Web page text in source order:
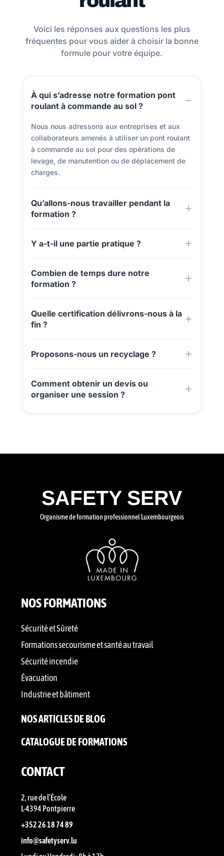
Voici les réponses aux questions les plus
fréquentes pour vous aider à choisir la bonne
formule pour votre équipe.
À qui s’adresse notre formation pont
roulant à commande au sol ?
Nous nous adressons aux entreprises et aux
collaborateurs amenés à utiliser un pont roulant
à commande au sol pour des opérations de
levage, de manutention ou de déplacement de
charges.
Qu’allons-nous travailler pendant la
formation ?
Y a-t-il une partie pratique ?
Combien de temps dure notre
formation ?
Quelle certification délivrons-nous à la
fin ?
Proposons-nous un recyclage ?
Comment obtenir un devis ou
organiser une session ?
SAFETY SERV
Organisme de formation professionnel Luxembourgeois
NOS FORMATIONS
Sécurité et Sûreté
Formations secourisme et santé au travail
Sécurité incendie
Évacuation
Industrie et bâtiment
NOS ARTICLES DE BLOG
CATALOGUE DE FORMATIONS
CONTACT
2, rue de l’École
L-4394 Pontpierre
+352 26 18 74 89
info@safetyserv.lu